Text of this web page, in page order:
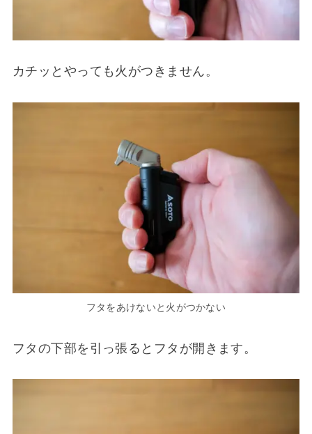
カチッとやっても火がつきません。
フタをあけないと火がつかない
フタの下部を引っ張るとフタが開きます。